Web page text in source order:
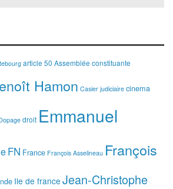
article 50 Assemblée constituante
Hamon Casier judiciaire cinema
droit Emmanuel
FN France François Asselineau François
Ile de france Jean-Christophe